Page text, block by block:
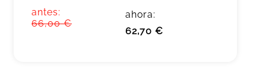
antes:
66,00 €
ahora:
62,70 €